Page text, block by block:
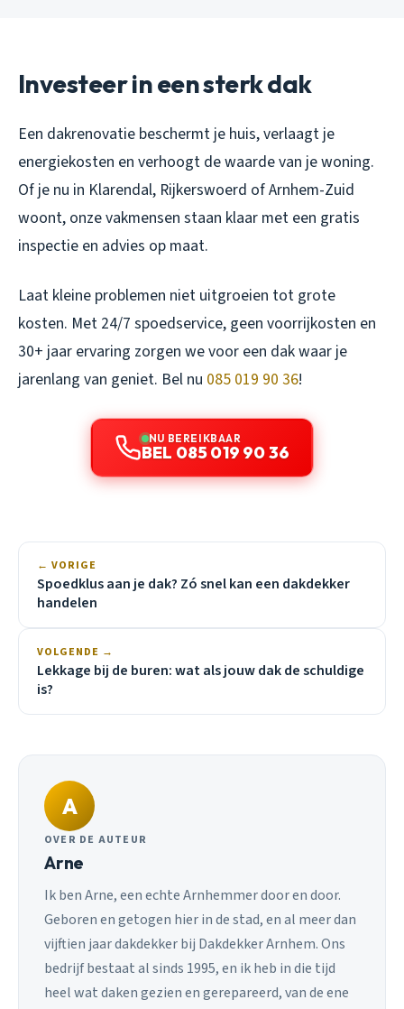
Investeer in een sterk dak
Een dakrenovatie beschermt je huis, verlaagt je
energiekosten en verhoogt de waarde van je woning.
Of je nu in Klarendal, Rijkerswoerd of Arnhem-Zuid
woont, onze vakmensen staan klaar met een gratis
inspectie en advies op maat.
Laat kleine problemen niet uitgroeien tot grote
kosten. Met 24/7 spoedservice, geen voorrijkosten en
30+ jaar ervaring zorgen we voor een dak waar je
jarenlang van geniet. Bel nu 085 019 90 36!
NU BEREIKBAAR
BEL 085 019 90 36
← VORIGE
Spoedklus aan je dak? Zó snel kan een dakdekker
handelen
VOLGENDE →
Lekkage bij de buren: wat als jouw dak de schuldige
is?
A
OVER DE AUTEUR
Arne
Ik ben Arne, een echte Arnhemmer door en door.
Geboren en getogen hier in de stad, en al meer dan
vijftien jaar dakdekker bij Dakdekker Arnhem. Ons
bedrijf bestaat al sinds 1995, en ik heb in die tijd
heel wat daken gezien en gerepareerd, van de ene